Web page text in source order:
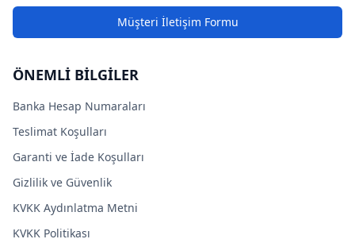
Müşteri İletişim Formu
ÖNEMLİ BİLGİLER
Banka Hesap Numaraları
Teslimat Koşulları
Garanti ve İade Koşulları
Gizlilik ve Güvenlik
KVKK Aydınlatma Metni
KVKK Politikası